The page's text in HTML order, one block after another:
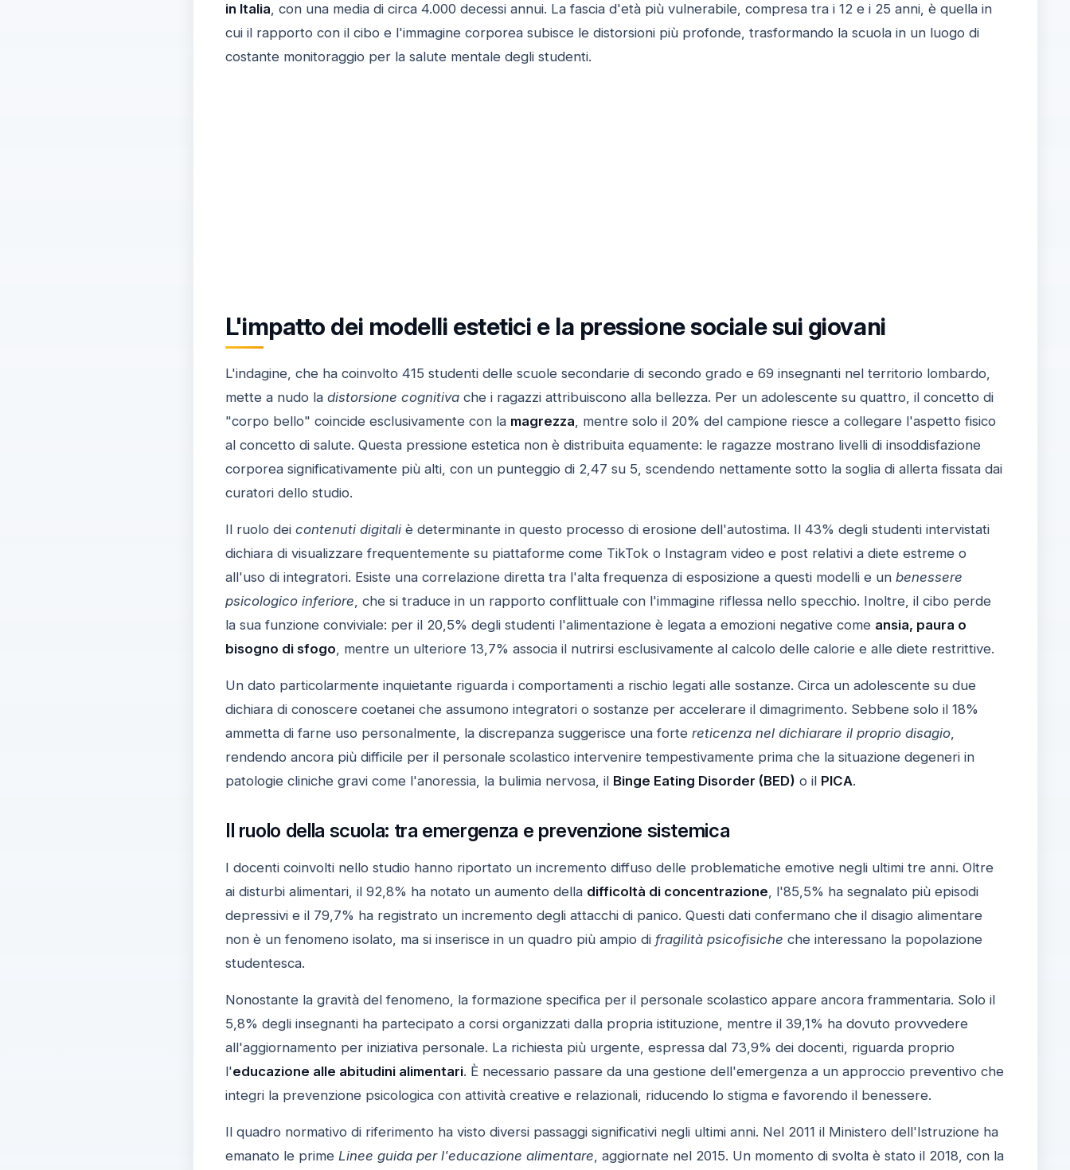
in Italia, con una media di circa 4.000 decessi annui. La fascia d'età più vulnerabile, compresa tra i 12 e i 25 anni, è quella in
cui il rapporto con il cibo e l'immagine corporea subisce le distorsioni più profonde, trasformando la scuola in un luogo di
costante monitoraggio per la salute mentale degli studenti.
L'impatto dei modelli estetici e la pressione sociale sui giovani
L'indagine, che ha coinvolto 415 studenti delle scuole secondarie di secondo grado e 69 insegnanti nel territorio lombardo,
mette a nudo la distorsione cognitivache i ragazzi attribuiscono alla bellezza. Per un adolescente su quattro, il concetto di
"corpo bello" coincide esclusivamente con la magrezza , mentre solo il 20% del campione riesce a collegare l'aspetto fisico
al concetto di salute. Questa pressione estetica non è distribuita equamente: le ragazze mostrano livelli di insoddisfazione
corporea significativamente più alti, con un punteggio di 2,47 su 5, scendendo nettamente sotto la soglia di allerta fissata dai
curatori dello studio.
Il ruolo dei contenuti digitaliè determinante in questo processo di erosione dell'autostima. Il 43% degli studenti intervistati
dichiara di visualizzare frequentemente su piattaforme come TikTok o Instagram video e post relativi a diete estreme o
all'uso di integratori. Esiste una correlazione diretta tra l'alta frequenza di esposizione a questi modelli e un benessere
psicologico inferiore , che si traduce in un rapporto conflittuale con l'immagine riflessa nello specchio. Inoltre, il cibo perde
la sua funzione conviviale: per il 20,5% degli studenti l'alimentazione è legata a emozioni negative come ansia, paura o
bisogno di sfogo , mentre un ulteriore 13,7% associa il nutrirsi esclusivamente al calcolo delle calorie e alle diete restrittive.
Un dato particolarmente inquietante riguarda i comportamenti a rischio legati alle sostanze. Circa un adolescente su due
dichiara di conoscere coetanei che assumono integratori o sostanze per accelerare il dimagrimento. Sebbene solo il 18%
ammetta di farne uso personalmente, la discrepanza suggerisce una forte reticenza nel dichiarare il proprio disagio,
rendendo ancora più difficile per il personale scolastico intervenire tempestivamente prima che la situazione degeneri in
patologie cliniche gravi come l'anoressia, la bulimia nervosa, il Binge Eating Disorder (BED) o il PICA.
Il ruolo della scuola: tra emergenza e prevenzione sistemica
I docenti coinvolti nello studio hanno riportato un incremento diffuso delle problematiche emotive negli ultimi tre anni. Oltre
ai disturbi alimentari, il 92,8% ha notato un aumento della difficoltà di concentrazione , l'85,5% ha segnalato più episodi
depressivi e il 79,7% ha registrato un incremento degli attacchi di panico. Questi dati confermano che il disagio alimentare
non è un fenomeno isolato, ma si inserisce in un quadro più ampio di fragilità psicofisiche che interessano la popolazione
studentesca.
Nonostante la gravità del fenomeno, la formazione specifica per il personale scolastico appare ancora frammentaria. Solo il
5,8% degli insegnanti ha partecipato a corsi organizzati dalla propria istituzione, mentre il 39,1% ha dovuto provvedere
all'aggiornamento per iniziativa personale. La richiesta più urgente, espressa dal 73,9% dei docenti, riguarda proprio
l'educazione alle abitudini alimentari. È necessario passare da una gestione dell'emergenza a un approccio preventivo che
integri la prevenzione psicologica con attività creative e relazionali, riducendo lo stigma e favorendo il benessere.
Il quadro normativo di riferimento ha visto diversi passaggi significativi negli ultimi anni. Nel 2011 il Ministero dell'Istruzione ha
emanato le prime Linee guida per l'educazione alimentare , aggiornate nel 2015. Un momento di svolta è stato il 2018, con la